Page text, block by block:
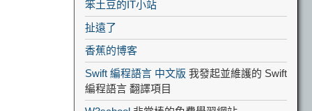
笨土豆的IT小站
扯遠了
香蕉的博客
Swift 編程語言 中文版 我發起並維護的 Swift
編程語言 翻譯項目